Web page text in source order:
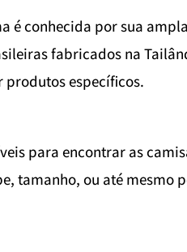
é conhecida por sua
fabricados na
específicos.
para encontrar as
tamanho, ou até mesmo